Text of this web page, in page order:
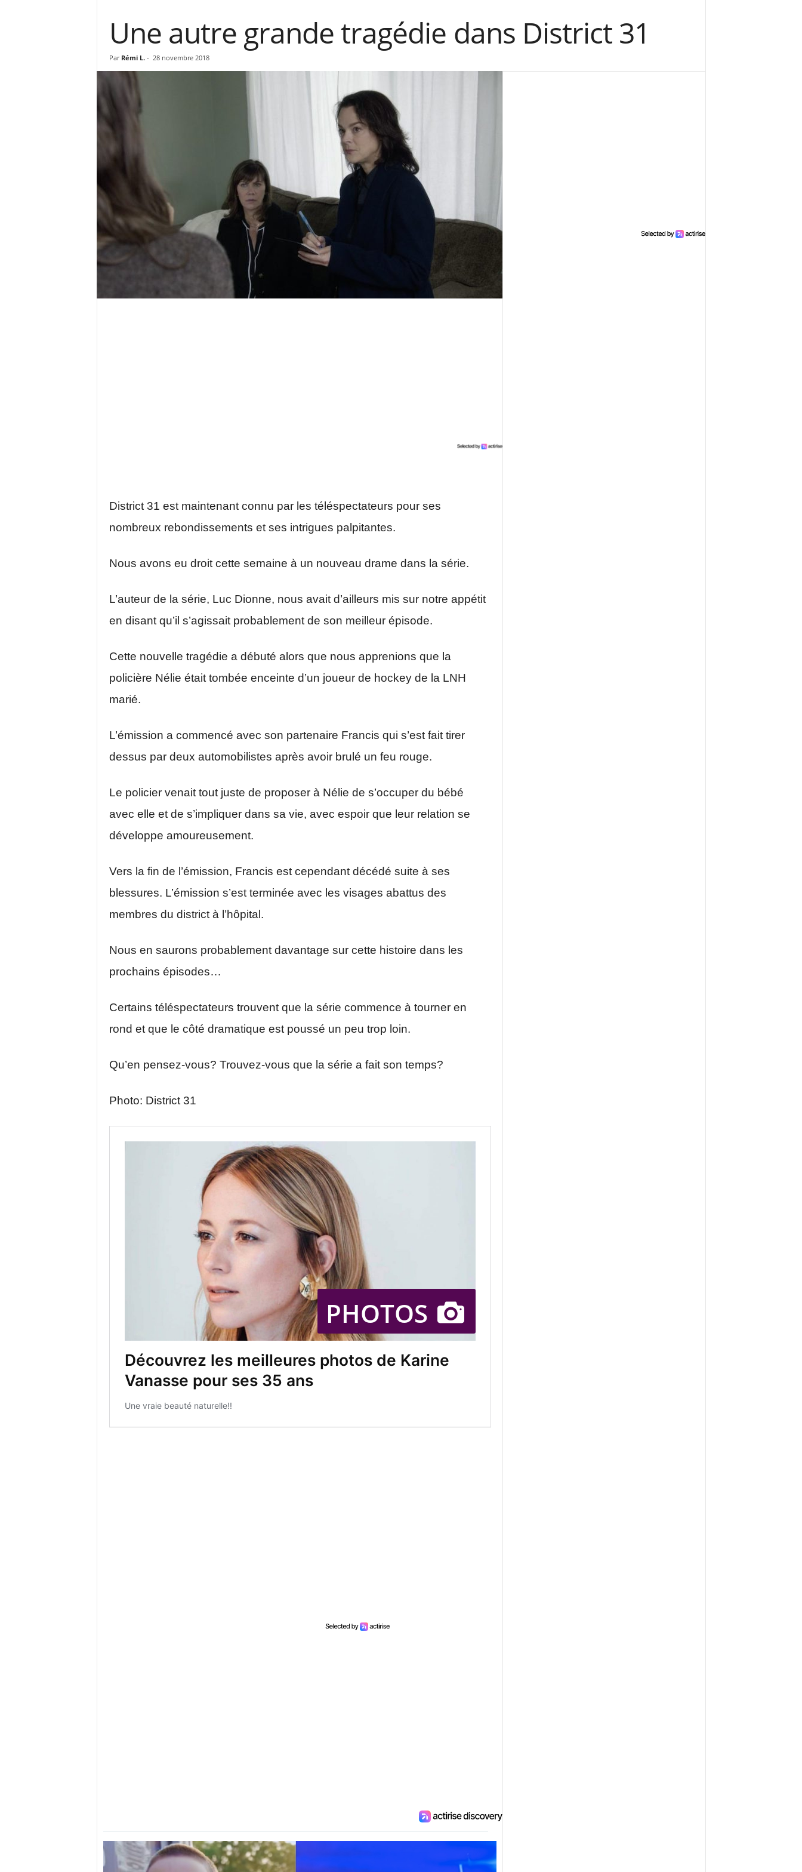
Une autre grande tragédie dans District 31
Par Rémi L. - 28 novembre 2018
District 31 est maintenant connu par les téléspectateurs pour ses
nombreux rebondissements et ses intrigues palpitantes.
Nous avons eu droit cette semaine à un nouveau drame dans la série.
L’auteur de la série, Luc Dionne, nous avait d’ailleurs mis sur notre appétit
en disant qu’il s’agissait probablement de son meilleur épisode.
Cette nouvelle tragédie a débuté alors que nous apprenions que la
policière Nélie était tombée enceinte d’un joueur de hockey de la LNH
marié.
L’émission a commencé avec son partenaire Francis qui s’est fait tirer
dessus par deux automobilistes après avoir brulé un feu rouge.
Le policier venait tout juste de proposer à Nélie de s’occuper du bébé
avec elle et de s’impliquer dans sa vie, avec espoir que leur relation se
développe amoureusement.
Vers la fin de l’émission, Francis est cependant décédé suite à ses
blessures. L’émission s’est terminée avec les visages abattus des
membres du district à l’hôpital.
Nous en saurons probablement davantage sur cette histoire dans les
prochains épisodes…
Certains téléspectateurs trouvent que la série commence à tourner en
rond et que le côté dramatique est poussé un peu trop loin.
Qu’en pensez-vous? Trouvez-vous que la série a fait son temps?
Photo: District 31